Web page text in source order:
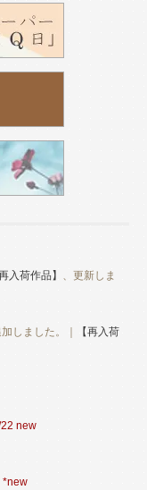
再入荷作品】 、更新しま
しました。｜
【再入荷
new
*new